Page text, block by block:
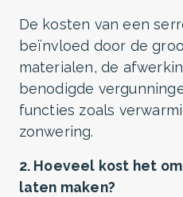
De kosten van een
beïnvloed door de
materialen, de
benodigde
functies zoals
zonwering.
2. Hoeveel kost het
laten maken?